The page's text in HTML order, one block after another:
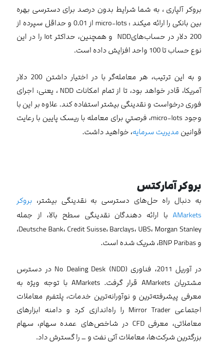
بروکر آلپاری ، به شما شرايط بدون درصد برای دسترسی بهره
بين بانکی را ارائه ميکند : micro-lots از 0.01 و حداقل سپرده از
200 دلار در حساب‌هایNDD و همچنين، حداکثر lot را در اين
نوع حساب تا 100 واحد افزايش داده است.
و به اين ترتيب، هر معامله‌گر با در اختيار داشتن 200 دلار
آمريکا، قادر خواهد بود، تا از تمام امکانات NDD ، يعنی: اجرای
فوری درخواست و نقدينگی بيشتر استفاده کند. علاوه بر اين با
وجود micro-lots، فرصتي برای معامله با ريسک پايين با رعايت
قوانين مديريت سرمايه، خواهيد داشت.
بروکر آمارکتس
به دنبال راه حل‌های دسترسی به نقدینگی بیشتر، بروکر
AMarkets با ارائه دهندگان نقدینگی سطح بالا، از جمله
Deutsche Bank، Credit Suisse، Barclays، UBS، Morgan Stanley،
و BNP Paribas، شریک شده است.
در آوریل 2011، فناوری No Dealing Desk (NDD) در دسترس
مشتریان AMarkets قرار گرفت. AMarkets با توجه ویژه به
معرفی پیشرفته‌ترین و نوآورانه‌ترین خدمات، پلتفرم معاملات
اجتماعی Mirror Trader را راه‌اندازی کرد و دامنه ابزارهای
معاملاتی، معرفی CFD در شاخص‌های عمده سهام، سهام
بزرگترین شرکت‌ها، معاملات آتی نفت و … را گسترش داد.